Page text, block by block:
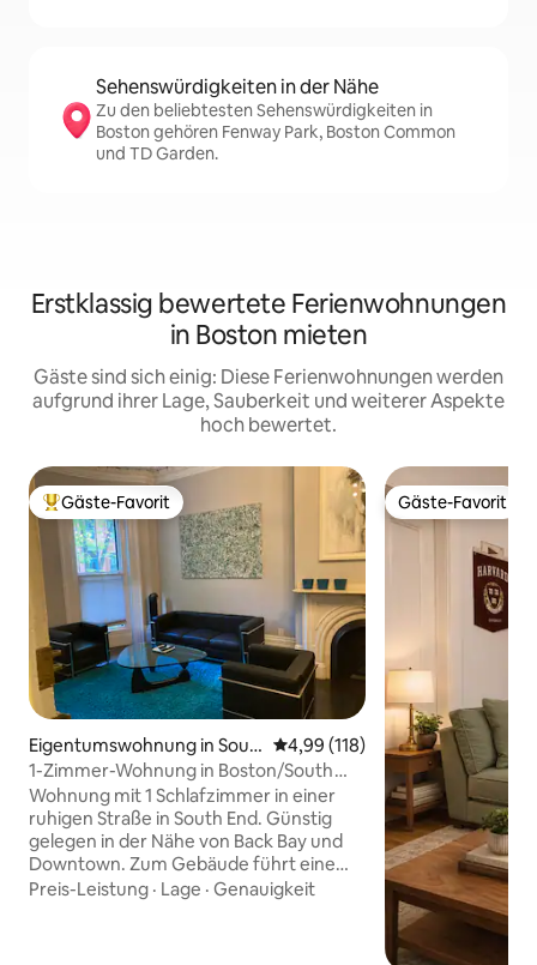
Sehenswürdigkeiten in der Nähe
Zu den beliebtesten Sehenswürdigkeiten in
Boston gehören Fenway Park, Boston Common
und TD Garden.
Erstklassig bewertete Ferienwohnungen
in Boston mieten
Gäste sind sich einig: Diese Ferienwohnungen werden
aufgrund ihrer Lage, Sauberkeit und weiterer Aspekte
hoch bewertet.
Beliebter Gäste-Favorit.
Gäste-Favorit
Eigentumswohnung in Sout
h End
Durchschnittliche Bewertung:
4,99 (118)
1-Zimmer-Wohnung in Boston/South
End
Wohnung mit 1 Schlafzimmer in einer
ruhigen Straße in South End. Günstig
gelegen in der Nähe von Back Bay und
Downtown. Zum Gebäude führt eine
Treppe. Kingsize-Bett. Kein zusätzlicher
Preis-Leistung · Lage · Genauigkeit
Gäste-Favorit
Gäste-Favorit